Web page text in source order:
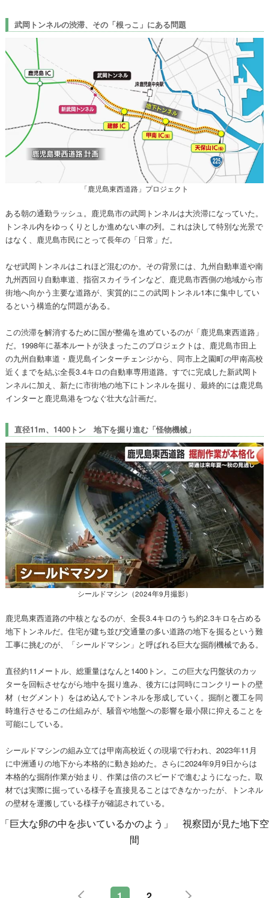
武岡トンネルの渋滞、その「根っこ」にある問題
「鹿児島東西道路」プロジェクト
ある朝の通勤ラッシュ。鹿児島市の武岡トンネルは大渋滞になっていた。
トンネル内をゆっくりとしか進めない車の列。これは決して特別な光景で
はなく、鹿児島市民にとって長年の「日常」だ。
なぜ武岡トンネルはこれほど混むのか。その背景には、九州自動車道や南
九州西回り自動車道、指宿スカイラインなど、鹿児島市西側の地域から市
街地へ向かう主要な道路が、実質的にこの武岡トンネル1本に集中してい
るという構造的な問題がある。
この渋滞を解消するために国が整備を進めているのが「鹿児島東西道路」
だ。1998年に基本ルートが決まったこのプロジェクトは、鹿児島市田上
の九州自動車道・鹿児島インターチェンジから、同市上之園町の甲南高校
近くまでを結ぶ全長3.4キロの自動車専用道路。すでに完成した新武岡ト
ンネルに加え、新たに市街地の地下にトンネルを掘り、最終的には鹿児島
インターと鹿児島港をつなぐ壮大な計画だ。
直径11m、1400トン 地下を掘り進む「怪物機械」
シールドマシン（2024年9月撮影）
鹿児島東西道路の中核となるのが、全長3.4キロのうち約2.3キロを占める
地下トンネルだ。住宅が建ち並び交通量の多い道路の地下を掘るという難
工事に挑むのが、「シールドマシン」と呼ばれる巨大な掘削機械である。
直径約11メートル、総重量はなんと1400トン。この巨大な円盤状のカッ
ターを回転させながら地中を掘り進み、後方には同時にコンクリートの壁
材（セグメント）をはめ込んでトンネルを形成していく。掘削と覆工を同
時進行させるこの仕組みが、騒音や地盤への影響を最小限に抑えることを
可能にしている。
シールドマシンの組み立ては甲南高校近くの現場で行われ、2023年11月
に中洲通りの地下から本格的に動き始めた。さらに2024年9月9日からは
本格的な掘削作業が始まり、作業は倍のスピードで進むようになった。取
材では実際に掘っている様子を直接見ることはできなかったが、トンネル
の壁材を運搬している様子が確認されている。
「巨大な卵の中を歩いているかのよう」 視察団が見た地下空
間